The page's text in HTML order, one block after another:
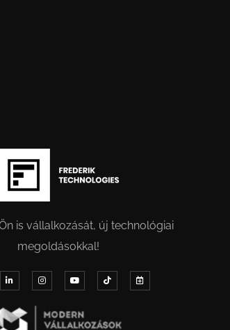
is vállalkozását, új technológiai
megoldásokkal!